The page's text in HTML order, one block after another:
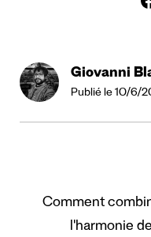
Giovanni
Publié le 10/6/
Comment
l'harmonie